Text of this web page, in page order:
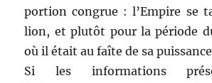
portion congrue : l’Empire se
lion, et plutôt pour la période
où il était au faîte de sa
Si les informations